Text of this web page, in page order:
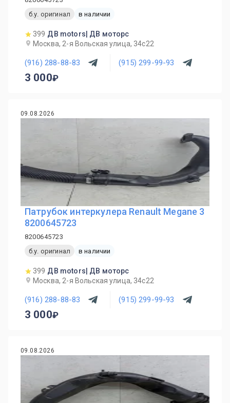
б.у. оригинал
в наличии
399 ДВ motors| ДВ моторс
Москва, 2-я Вольская улица, 34с22
(916) 288-88-83 (915) 299-99-93
3 000
09.08.2026
Патрубок интеркулера Renault Megane 3
8200645723
8200645723
б.у. оригинал
в наличии
399 ДВ motors| ДВ моторс
Москва, 2-я Вольская улица, 34с22
(916) 288-88-83 (915) 299-99-93
3 000
09.08.2026